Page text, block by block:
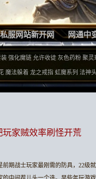
服网站新开网 网通中
强化魔链 允许收徒 灰色药粉 聚灵
魔法躲着 龙之戒指 虹魔系列 法神
家贼效率刷怪开荒
期战士玩家最刚需的防具，22级